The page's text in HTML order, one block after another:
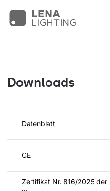
Downloads
Datenblatt
CE
Zertifikat Nr. 816/2025 der